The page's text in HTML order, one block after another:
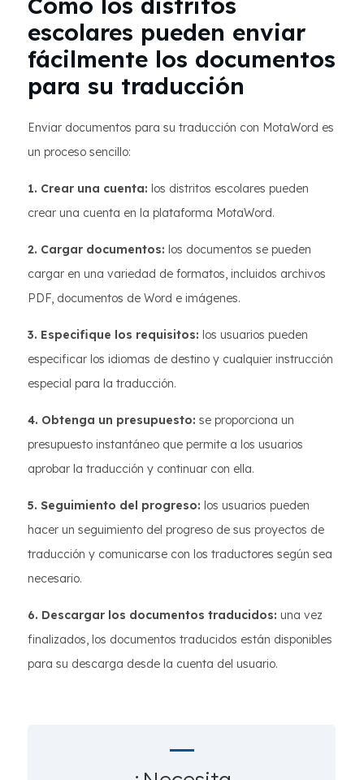
escolares pueden enviar
fácilmente los documentos
para su traducción
Enviar documentos para su traducción con MotaWord es
un proceso sencillo:
1. Crear una cuenta: los distritos escolares pueden
crear una cuenta en la plataforma MotaWord.
2. Cargar documentos: los documentos se pueden
cargar en una variedad de formatos, incluidos archivos
PDF, documentos de Word e imágenes.
3. Especifique los requisitos: los usuarios pueden
especificar los idiomas de destino y cualquier instrucción
especial para la traducción.
4. Obtenga un presupuesto: se proporciona un
presupuesto instantáneo que permite a los usuarios
aprobar la traducción y continuar con ella.
5. Seguimiento del progreso: los usuarios pueden
hacer un seguimiento del progreso de sus proyectos de
traducción y comunicarse con los traductores según sea
necesario.
6. Descargar los documentos traducidos: una vez
finalizados, los documentos traducidos están disponibles
para su descarga desde la cuenta del usuario.